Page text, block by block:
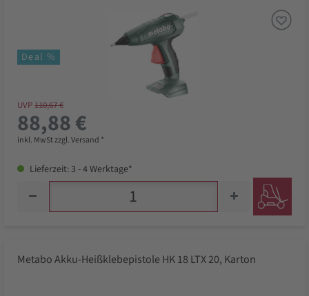
Deal %
UVP110,67 €
88,88 €
inkl. MwSt zzgl. Versand *
Lieferzeit: 3 - 4 Werktage*
Metabo Akku-Heißklebepistole HK 18 LTX 20, Karton